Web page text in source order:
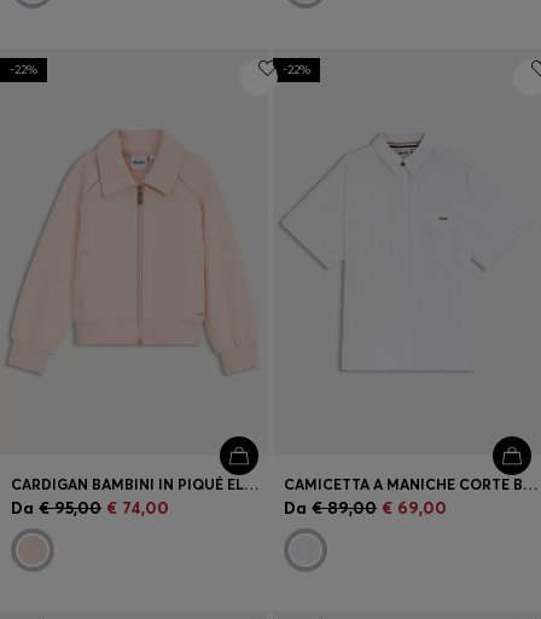
-22%
CARDIGAN BAMBINI IN PIQUÉ ELASTICIZZATO CON PLACCA LOGO
Da € 95,00 € 74,00
-22%
CAMICETTA A MANICHE CORTE BAMBINI IN SEERSUCKER A RIGHE
Da € 89,00 € 69,00